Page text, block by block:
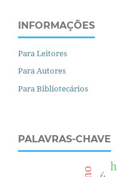
INFORMAÇÕES
Para Leitores
Para Autores
Para Bibliotecários
PALAVRAS-CHAVE